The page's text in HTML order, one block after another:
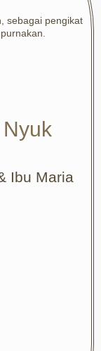
sebagai pengikat
Ibu Maria